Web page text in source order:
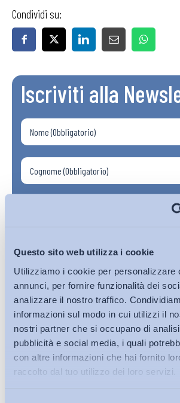
Questo sito web utilizza i cookie
Utilizziamo i cookie per personalizzare
annunci, per fornire funzionalità dei
analizzare il nostro traffico.
informazioni sul modo in cui utilizzi il
nostri partner che si occupano di
pubblicità e social media, i quali
con altre informazioni che hai fornito
raccolto dal tuo utilizzo dei loro servizi.
Condividi su:
Iscriviti alla